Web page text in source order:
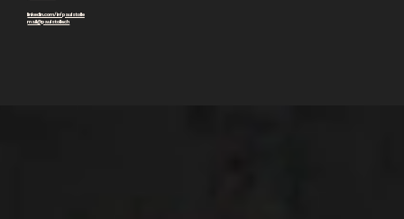
linkedin.com/in/paulstolle
mail@paulstolle.ch